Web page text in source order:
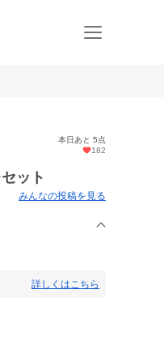
本日あと 5点
182
ット
みんなの投稿を見る
詳しくはこちら